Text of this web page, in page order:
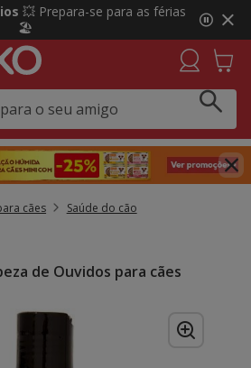
💥 Prepara-se para as férias
🏖️
cães
Saúde do cão
de Ouvidos para cães